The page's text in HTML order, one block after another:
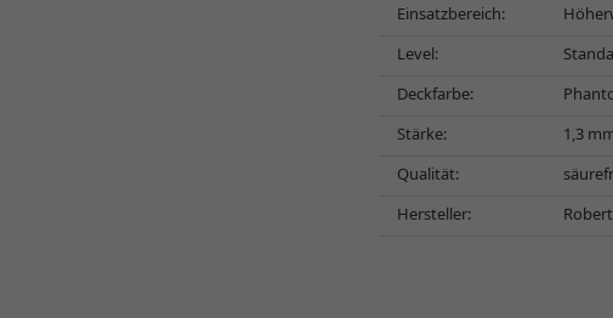
Einsatzbereich:
Level:
Deckfarbe:
Stärke:
1,3
Qualität:
Hersteller: